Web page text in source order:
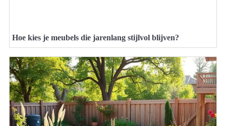
Hoe kies je meubels die jarenlang stijlvol blijven?